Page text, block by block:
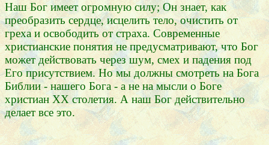
Наш Бог имеет огромную силу; Он знает, как
преобразить сердце, исцелить тело, очистить от
греха и освободить от страха. Современные
христианские понятия не предусматривают, что Бог
может действовать через шум, смех и падения под
Его присутствием. Но мы должны смотреть на Бога
Библии - нашего Бога - а не на мысли о Боге
христиан XX столетия. А наш Бог действительно
делает все это.